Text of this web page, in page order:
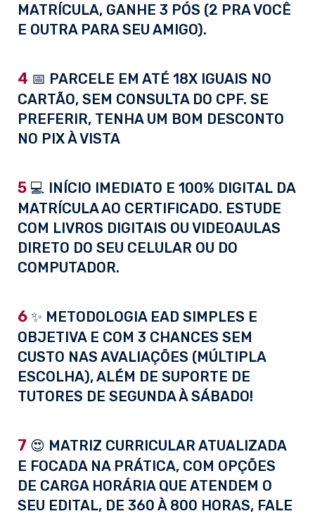
MATRÍCULA, GANHE 3 PÓS (2 PRA VOCÊ
E OUTRA PARA SEU AMIGO).
4 📅 PARCELE EM ATÉ 18X IGUAIS NO
CARTÃO, SEM CONSULTA DO CPF. SE
PREFERIR, TENHA UM BOM DESCONTO
NO PIX À VISTA
5 💻 INÍCIO IMEDIATO E 100% DIGITAL DA
MATRÍCULA AO CERTIFICADO. ESTUDE
COM LIVROS DIGITAIS OU VIDEOAULAS
DIRETO DO SEU CELULAR OU DO
COMPUTADOR.
6 ✨ METODOLOGIA EAD SIMPLES E
OBJETIVA E COM 3 CHANCES SEM
CUSTO NAS AVALIAÇÕES (MÚLTIPLA
ESCOLHA), ALÉM DE SUPORTE DE
TUTORES DE SEGUNDA À SÁBADO!
7 😍 MATRIZ CURRICULAR ATUALIZADA
E FOCADA NA PRÁTICA, COM OPÇÕES
DE CARGA HORÁRIA QUE ATENDEM O
SEU EDITAL, DE 360 À 800 HORAS, FALE